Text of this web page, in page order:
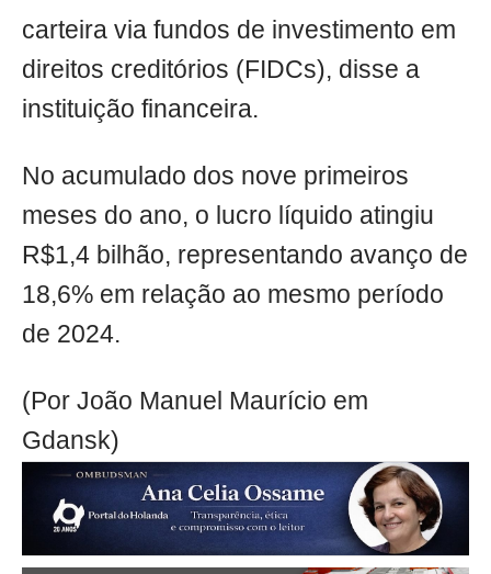
carteira via fundos de investimento em
direitos creditórios (FIDCs), disse a
instituição financeira.
No acumulado dos nove primeiros
meses do ano, o lucro líquido atingiu
R$1,4 bilhão, representando avanço de
18,6% em relação ao mesmo período
de 2024.
(Por João Manuel Maurício em
Gdansk)